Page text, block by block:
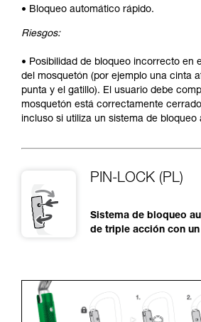
• Bloqueo automático rápido.
Riesgos:
• Posibilidad de bloqueo incorrecto en
del mosquetón (por ejemplo una cinta
punta y el gatillo). El usuario debe
mosquetón está correctamente
incluso si utiliza un sistema de bloqueo
PIN-LOCK (PL)
Sistema de bloqueo
de triple acción con